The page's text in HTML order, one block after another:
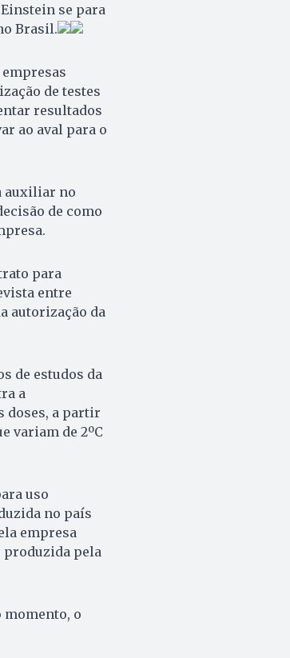
se para
Brasil.
de testes
resultados
ao aval para o
auxiliar no
de como
para
entre
autorização da
de estudos da
a
doses, a partir
variam de 2ºC
uso
no país
empresa
produzida pela
momento, o